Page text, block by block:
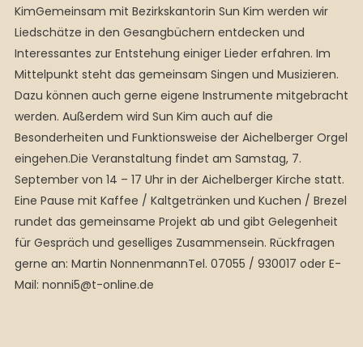
KimGemeinsam mit Bezirkskantorin Sun Kim werden wir
Liedschätze in den Gesangbüchern entdecken und
Interessantes zur Entstehung einiger Lieder erfahren. Im
Mittelpunkt steht das gemeinsam Singen und Musizieren.
Dazu können auch gerne eigene Instrumente mitgebracht
werden. Außerdem wird Sun Kim auch auf die
Besonderheiten und Funktionsweise der Aichelberger Orgel
eingehen.Die Veranstaltung findet am Samstag, 7.
September von 14 – 17 Uhr in der Aichelberger Kirche statt.
Eine Pause mit Kaffee / Kaltgetränken und Kuchen / Brezel
rundet das gemeinsame Projekt ab und gibt Gelegenheit
für Gespräch und geselliges Zusammensein. Rückfragen
gerne an: Martin NonnenmannTel. 07055 / 930017 oder E-
Mail: nonni5@t-online.de